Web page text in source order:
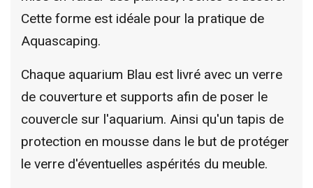
Cette forme est idéale pour la pratique de
Aquascaping.
Chaque aquarium Blau est livré avec un verre
de couverture et supports afin de poser le
couvercle sur l'aquarium. Ainsi qu'un tapis de
protection en mousse dans le but de protéger
le verre d'éventuelles aspérités du meuble.